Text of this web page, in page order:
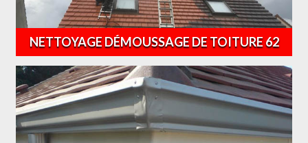
NETTOYAGE DÉMOUSSAGE DE TOITURE 62